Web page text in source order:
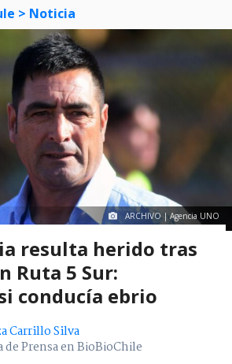
> Noticia
ARCHIVO | Agencia UNO
resulta herido tras
Ruta 5 Sur:
conducía ebrio
Carrillo Silva
de Prensa en BioBioChile